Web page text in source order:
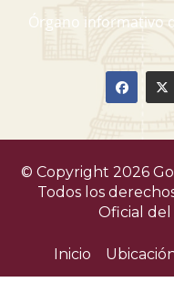
Órgano informativo
© Copyright 2026
Todos los
Oficial del
Inicio